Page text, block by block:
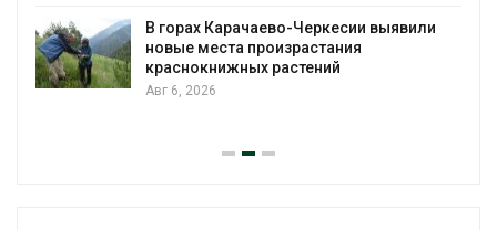
В горах Карачаево-Черкесии выявили
новые места произрастания
краснокнижных растений
Авг 6, 2026